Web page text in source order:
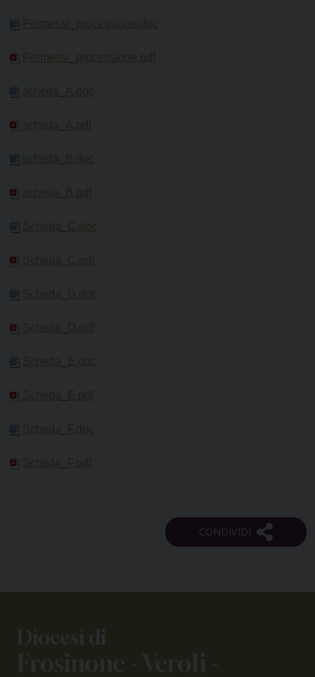
Permessi_processione.doc
Permessi_processione.pdf
scheda_A.doc
scheda_A.pdf
scheda_B.doc
scheda_B.pdf
Scheda_C.doc
Scheda_C.pdf
Scheda_D.doc
Scheda_D.pdf
Scheda_E.doc
Scheda_E.pdf
Scheda_F.doc
Scheda_F.pdf
Diocesi di
Frosinone - Veroli -